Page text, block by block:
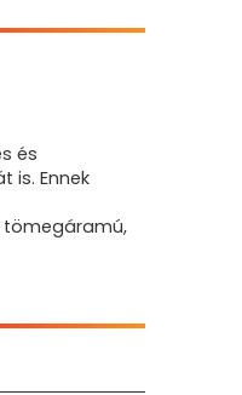
és
is. Ennek
tömegáramú,